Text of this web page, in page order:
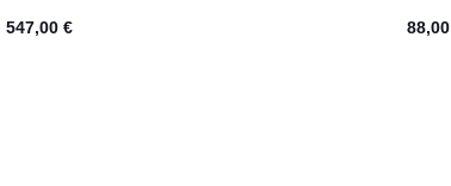
547,00 € 88,00